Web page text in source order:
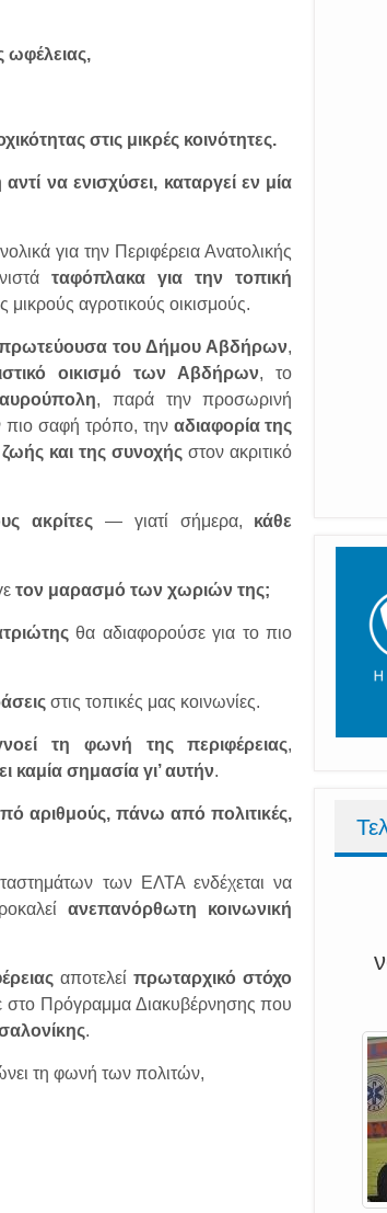
ωφέλειας,
στις μικρές κοινότητες.
αντί να ενισχύσει, καταργεί εν μία
για την Περιφέρεια Ανατολικής
ταφόπλακα για την τοπική
αγροτικούς οικισμούς.
του Δήμου Αβδήρων,
οικισμό των Αβδήρων, το
, παρά την προσωρινή
πιο σαφή τρόπο, την αδιαφορία της
και της συνοχήςστον ακριτικό
ακρίτες — γιατί σήμερα, κάθε
τον μαρασμό των χωριών της;
θα αδιαφορούσε για το πιο
στις τοπικές μας κοινωνίες.
τη φωνή της περιφέρειας,
καμία σημασία γι’ αυτήν.
αριθμούς, πάνω από πολιτικές,
των ΕΛΤΑ ενδέχεται να
ανεπανόρθωτη κοινωνική
αποτελείπρωταρχικό στόχο
Πρόγραμμα Διακυβέρνησης που
.
τη φωνή των πολιτών,